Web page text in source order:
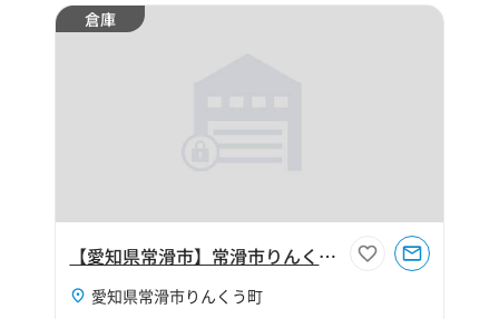
倉庫
【愛知県常滑市】常滑市りんくう町1丁目460坪倉庫
愛知県常滑市りんくう町